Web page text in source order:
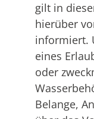
gilt in
hierüber
informiert.
eines
oder
Belange,